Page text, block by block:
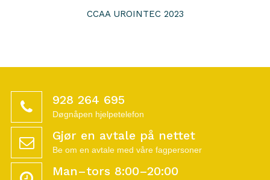
CCAA UROINTEC 2023
928 264 695
Døgnåpen hjelpetelefon
Gjør en avtale på nettet
Be om en avtale med våre fagpersoner
Man–tors 8:00–20:00